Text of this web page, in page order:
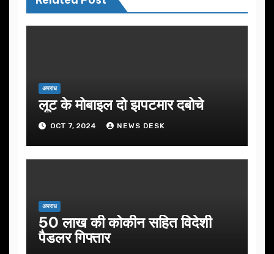
अपराध
लूट के मोबाइल दो झपटमार दबोचे
OCT 7, 2024 NEWS DESK
अपराध
50 लाख की कोकीन सहित विदेशी
पैडलर गिफ्तार